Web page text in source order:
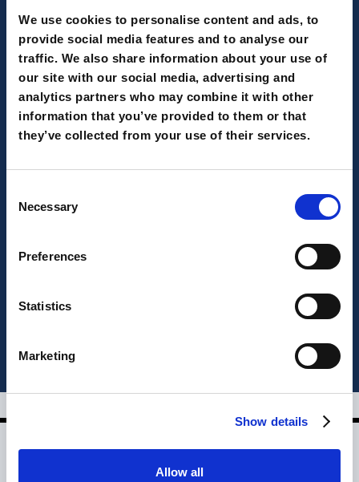
We use cookies to personalise content and ads, to
provide social media features and to analyse our
traffic. We also share information about your use of
our site with our social media, advertising and
analytics partners who may combine it with other
information that you’ve provided to them or that
they’ve collected from your use of their services.
Selection
Necessary
Preferences
Statistics
Marketing
Show details
Allow all
SEO, SEA e SEM: la formazione che
entra nel digitale
Scopri questo caso studio
+ 359%
+ 95%
+ 3,95%